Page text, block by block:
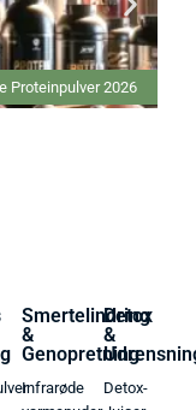
Proteinpulver 2026
Smertelindring
&
Genopretning
Infrarøde
Detox
&
Detox-